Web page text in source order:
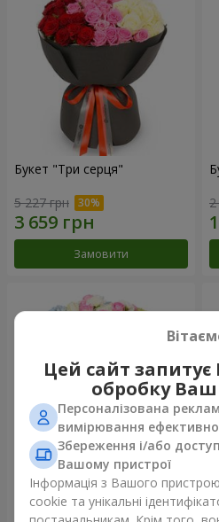
Букет "Три серця"
5 227 грн
Замовити
2
Букет "Tarnis"
6 152 грн
Цей сайт
обробку
Персоналізована
вимірювання
Збереження і/або
Вашому пристрої
Інформація з Вашого
cookie та унікальні